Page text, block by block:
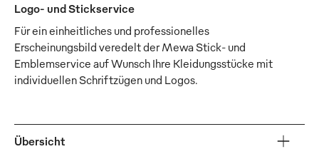
Logo- und Stickservice
Für ein einheitliches und professionelles
Erscheinungsbild veredelt der Mewa Stick- und
Emblemservice auf Wunsch Ihre Kleidungsstücke mit
individuellen Schriftzügen und Logos.
Übersicht